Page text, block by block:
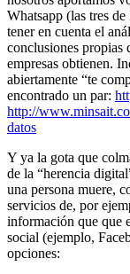
Whatsapp (las tres
tener en cuenta el
conclusiones propias
empresas obtienen.
abiertamente “te
encontrado un par:
http://
datos
Y ya la gota que
de la “herencia
una persona muere,
servicios de, por
información que que
social (ejemplo,
opciones: